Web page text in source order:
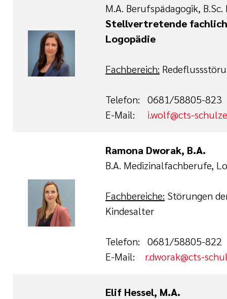
M.A. Berufspädagogik,
Stellvertretende
Logopädie
Fachbereich:
Telefon: 0681/58805-823
E-Mail: i.wolf@cts-
Ramona Dworak, B.A.
B.A. Medizinalfachberufe,
Fachbereiche: Störungen
Kindesalter
Telefon: 0681/58805-822
E-Mail: r.dworak@cts-
Elif Hessel, M.A.